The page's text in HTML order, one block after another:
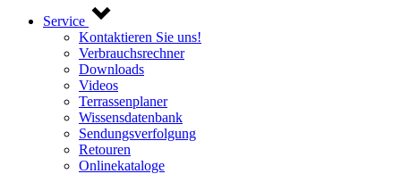
Service
Kontaktieren Sie uns!
Verbrauchsrechner
Downloads
Videos
Terrassenplaner
Wissensdatenbank
Sendungsverfolgung
Retouren
Onlinekataloge